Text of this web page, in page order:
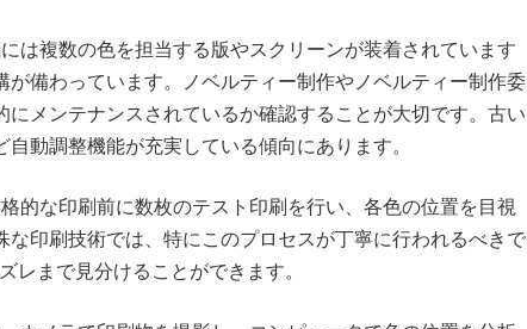
は複数の色を担当する版やスクリーンが装着されています
備わっています。ノベルティー制作やノベルティー制作委
メンテナンスされているか確認することが大切です。古い
動調整機能が充実している傾向にあります。
的な印刷前に数枚のテスト印刷を行い、各色の位置を目視
印刷技術では、特にこのプロセスが丁寧に行われるべきで
レまで見分けることができます。